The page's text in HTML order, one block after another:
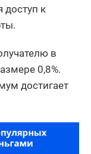
доступ к
в
0,8%.
достигает